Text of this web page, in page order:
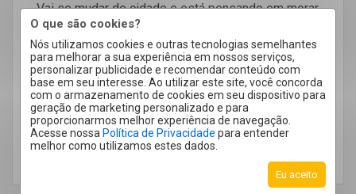
O que são cookies?
Nós utilizamos cookies e outras tecnologias semelhantes
para melhorar a sua experiência em nossos serviços,
personalizar publicidade e recomendar conteúdo com
base em seu interesse. Ao utilizar este site, você concorda
com o armazenamento de cookies em seu dispositivo para
geração de marketing personalizado e para
proporcionarmos melhor experiência de navegação.
Acesse nossa Política de Privacidade para entender
melhor como utilizamos estes dados.
Eu aceito
Vai se mudar de cidade e está pensando em morar
em Limeira? A cidade encanta novos moradores
por conseguir manter […]
LEIA MAIS